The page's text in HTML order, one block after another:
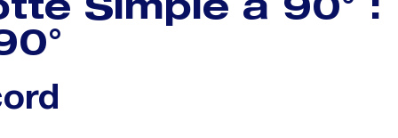
Simple à 90° :